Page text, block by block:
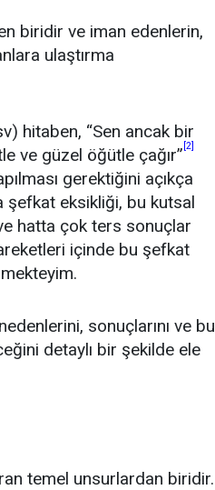
biridir ve iman edenlerin,
ulaştırma
hitaben, “Sen ancak bir
ve güzel öğütle çağır” [2]
gerektiğini açıkça
şefkat eksikliği, bu kutsal
hatta çok ters sonuçlar
içinde bu şefkat
sonuçlarını ve bu
detaylı bir şekilde ele
temel unsurlardan biridir.